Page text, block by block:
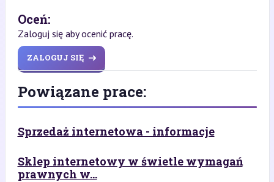
Oceń:
Zaloguj się aby ocenić pracę.
ZALOGUJ SIĘ
Powiązane prace:
Sprzedaż internetowa - informacje
Sklep internetowy w świetle wymagań
prawnych w...